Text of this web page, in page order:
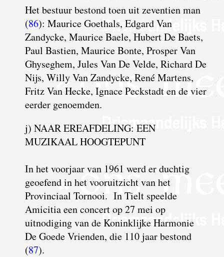
Het bestuur bestond toen uit zeventien man
(86): Maurice Goethals, Edgard Van
Zandycke, Maurice Baele, Hubert De Baets,
Paul Bastien, Maurice Bonte, Prosper Van
Ghyseghem, Jules Van De Velde, Richard De
Nijs, Willy Van Zandycke, René Martens,
Fritz Van Hecke, Ignace Peckstadt en de vier
eerder genoemden.
j) NAAR EREAFDELING: EEN
MUZIKAAL HOOGTEPUNT
In het voorjaar van 1961 werd er duchtig
geoefend in het vooruitzicht van het
Provinciaal Tornooi. In Tielt speelde
Amicitia een concert op 27 mei op
uitnodiging van de Koninklijke Harmonie
De Goede Vrienden, die 110 jaar bestond
(87).